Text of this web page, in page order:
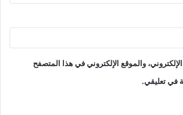
والموقع الإلكتروني في هذا المتصفح
في تعليقي.